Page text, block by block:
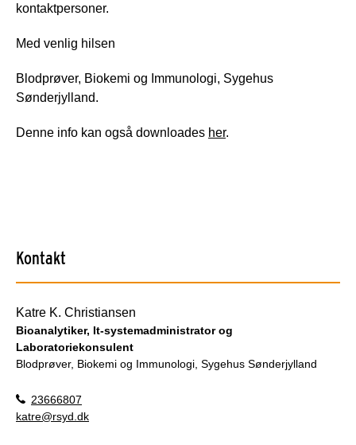
kontaktpersoner.
Med venlig hilsen
Blodprøver, Biokemi og Immunologi, Sygehus
Sønderjylland.
Denne info kan også downloades her.
Kontakt
Katre K. Christiansen
Bioanalytiker, It-systemadministrator og
Laboratoriekonsulent
Blodprøver, Biokemi og Immunologi, Sygehus Sønderjylland
23666807
katre@rsyd.dk